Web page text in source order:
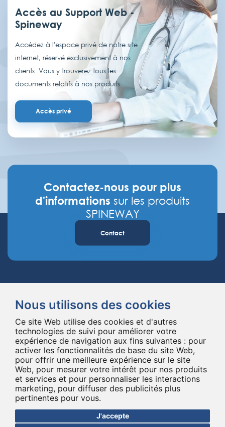
Nous utilisons des cookies
Ce site Web utilise des cookies et d'autres
technologies de suivi pour améliorer votre
expérience de navigation aux fins suivantes : pour
activer les fonctionnalités de base du site Web,
pour offrir une meilleure expérience sur le site
Web, pour mesurer votre intérêt pour nos produits
et services et pour personnaliser les interactions
marketing, pour diffuser des publicités plus
pertinentes pour vous.
J'accepte
Accès au Support Web -
Spineway
Accédez à l'espace privé de notre site
internet, réservé exclusivement à nos
clients. Vous y trouverez tous les
documents relatifs à nos produits.
Accès privé
Contactez-nous pour plus
d'informations sur les produits
SPINEWAY
Contact
Spineway conçoit et fournit des implants et des instruments innovants
pour la chirurgie du rachis, améliorant la chirurgie rachidienne dans le
monde entier depuis 20 ans.
*Ensemble, jusqu'au bout